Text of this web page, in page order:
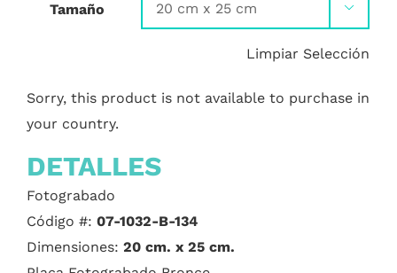
Tamaño 
Limpiar Selección
Sorry, this product is not available to purchase in
your country.
DETALLES
Fotograbado
Código #: 07-1032-B-134
Dimensiones: 20 cm. x 25 cm.